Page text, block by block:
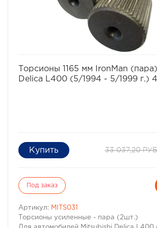
Торсионы 1165 мм IronMan
Delica L400 (5/1994 - 5/1999 г.)
33 037,20
Под заказ
Артикул: MITS031
Торсионы усиленные - пара (2шт.)